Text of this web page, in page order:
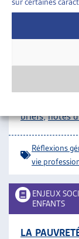
FORUM
COFF,
éducation;
briefs;notes
Réflexions
vie
ENJEUX
ENFANTS
LA